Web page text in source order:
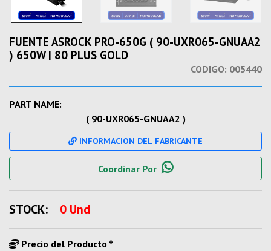
FUENTE ASROCK PRO-650G ( 90-UXR065-GNUAA2
) 650W | 80 PLUS GOLD
CODIGO: 005440
PART NAME:
( 90-UXR065-GNUAA2 )
INFORMACION DEL FABRICANTE
Coordinar Por
STOCK: 0 Und
Precio del Producto *